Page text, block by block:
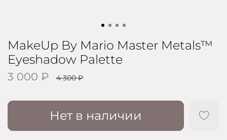
MakeUp By Mario Master Metals™
Eyeshadow Palette
3 000 ₽ 4 300 ₽
Нет в наличии